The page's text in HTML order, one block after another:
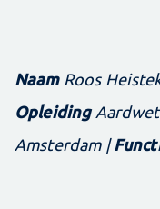
NaamRoos
Opleiding
Amsterdam |